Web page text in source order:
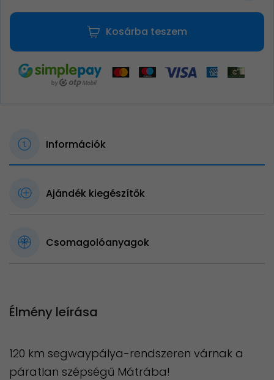
Kosárba teszem
Információk
Ajándék kiegészítők
Csomagolóanyagok
Élmény leírása
120 km segwaypálya-rendszeren várnak a
páratlan szépségű Mátrába!